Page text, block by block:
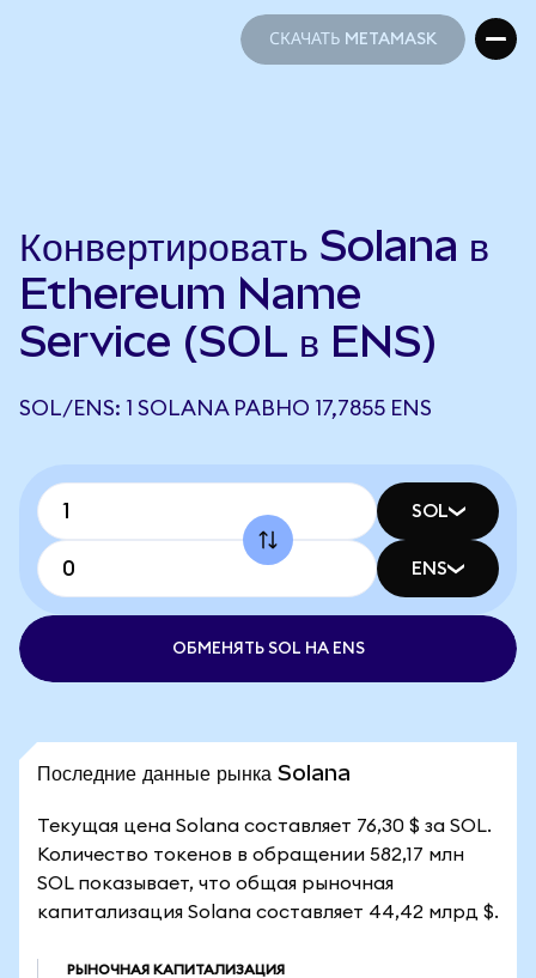
СКАЧАТЬ METAMASK
Конвертировать Solana в
Ethereum Name
Service (SOL в ENS)
SOL/ENS: 1 SOLANA РАВНО 17,7855 ENS
SOL
ENS
ОБМЕНЯТЬ SOL НА ENS
Последние данные рынка Solana
Текущая цена Solana составляет 76,30 $ за SOL.
Количество токенов в обращении 582,17 млн
SOL показывает, что общая рыночная
капитализация Solana составляет 44,42 млрд $.
РЫНОЧНАЯ КАПИТАЛИЗАЦИЯ